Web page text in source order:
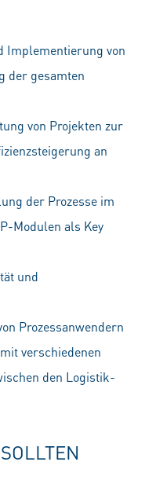
Implementierung von
der gesamten
von Projekten zur
an
der Prozesse im
Modulen als Key
und
Prozessanwendern
verschiedenen
den Logistik-